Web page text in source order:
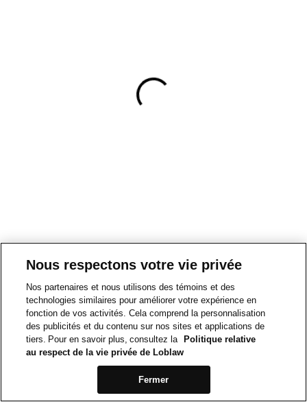
Nous respectons votre vie privée
Nos partenaires et nous utilisons des témoins et des
technologies similaires pour améliorer votre expérience en
fonction de vos activités. Cela comprend la personnalisation
des publicités et du contenu sur nos sites et applications de
tiers. Pour en savoir plus, consultez la
Politique relative
au respect de la vie privée de Loblaw
Fermer